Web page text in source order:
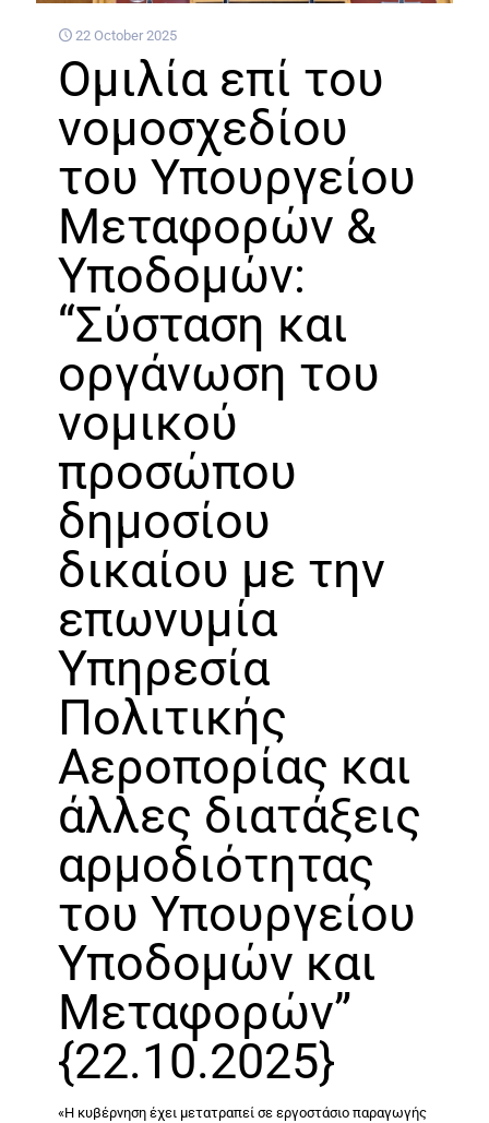
22 October 2025
Ομιλία επί του
νομοσχεδίου
του Υπουργείου
Μεταφορών &
Υποδομών:
“Σύσταση και
οργάνωση του
νομικού
προσώπου
δημοσίου
δικαίου με την
επωνυμία
Υπηρεσία
Πολιτικής
Αεροπορίας και
άλλες διατάξεις
αρμοδιότητας
του Υπουργείου
Υποδομών και
Μεταφορών”
{22.10.2025}
«Η κυβέρνηση έχει μετατραπεί σε εργοστάσιο παραγωγής